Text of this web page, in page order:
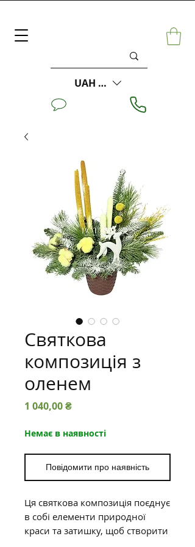
UAH (₴)
Святкова
композиція з
оленем
1 040,00 ₴Ціна
Немає в наявності
Повідомити про наявність
Ця святкова композиція поєднує
в собі елементи природної
краси та затишку, щоб створити